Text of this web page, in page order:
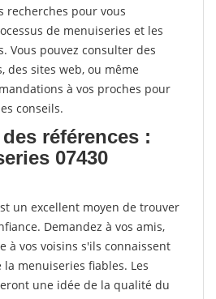
recherches pour vous
de menuiseries et les
Vous pouvez consulter des
des sites web, ou même
à vos proches pour
conseils.
références :
07430
un excellent moyen de trouver
Demandez à vos amis,
à vos voisins s'ils connaissent
menuiseries fiables. Les
une idée de la qualité du